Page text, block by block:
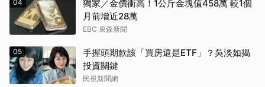
04
獨家／金價衝高！1公斤金塊值458萬 較1個
月前增近28萬
EBC 東森新聞
05
手握頭期款該「買房還是ETF」？吳淡如揭
投資關鍵
民視新聞網